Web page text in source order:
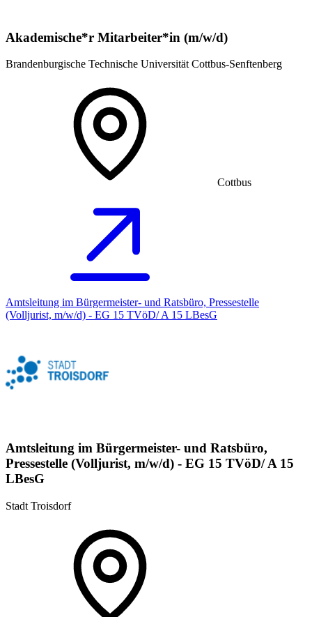
Akademische*r Mitarbeiter*in (m/w/d)
Brandenburgische Technische Universität Cottbus-Senftenberg
Cottbus
Amtsleitung im Bürgermeister- und Ratsbüro, Pressestelle
(Volljurist, m/w/d) - EG 15 TVöD/ A 15 LBesG
Amtsleitung im Bürgermeister- und Ratsbüro,
Pressestelle (Volljurist, m/w/d) - EG 15 TVöD/ A 15
LBesG
Stadt Troisdorf